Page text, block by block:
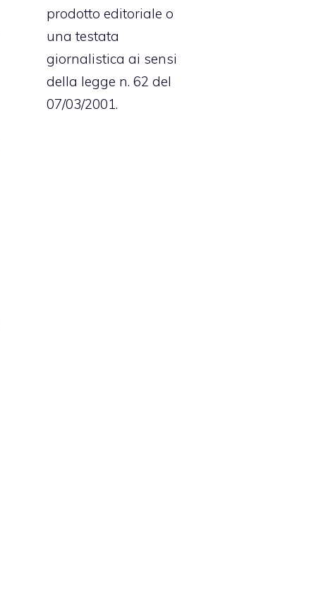
prodotto editoriale o
una testata
giornalistica ai sensi
della legge n. 62 del
07/03/2001.